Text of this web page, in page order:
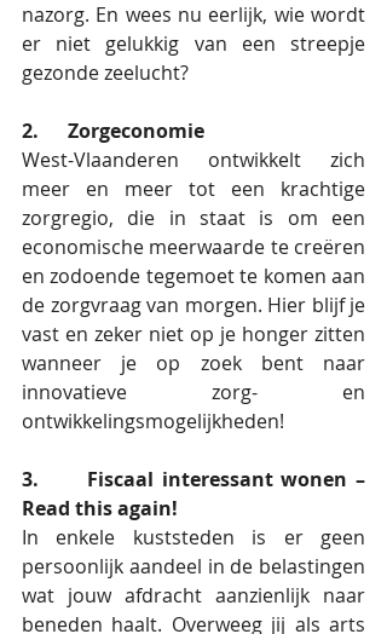
nazorg. En wees nu eerlijk, wie wordt
er niet gelukkig van een streepje
gezonde zeelucht?
2.      Zorgeconomie
West-Vlaanderen ontwikkelt zich
meer en meer tot een krachtige
zorgregio, die in staat is om een
economische meerwaarde te creëren
en zodoende tegemoet te komen aan
de zorgvraag van morgen. Hier blijf je
vast en zeker niet op je honger zitten
wanneer je op zoek bent naar
innovatieve zorg- en
ontwikkelingsmogelijkheden!
3.      Fiscaal interessant wonen –
Read this again!
In enkele kuststeden is er geen
persoonlijk aandeel in de belastingen
wat jouw afdracht aanzienlijk naar
beneden haalt. Overweeg jij als arts